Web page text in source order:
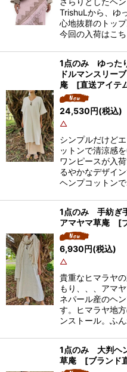
TrishuLから、ゆ
心地抜群のトッ
今回の入荷はこ
1点のみ ゆった
ドルマンスリ
庵 [直送アイテム
24,530円(税込)
△
シンプルだけど
ットンで清涼感
ワンピースが入
るやかなデザイ
ヘンプコットン
1点のみ 手紡ぎ
アマヤマ草庵 [
6,930円(税込)
△
貴重なヒマラヤ
もり、、、アマ
ネパール産のヘ
す。ヒマラヤ地
ンストール。ふ
1点のみ 大判ヘ
草庵 [ブランド